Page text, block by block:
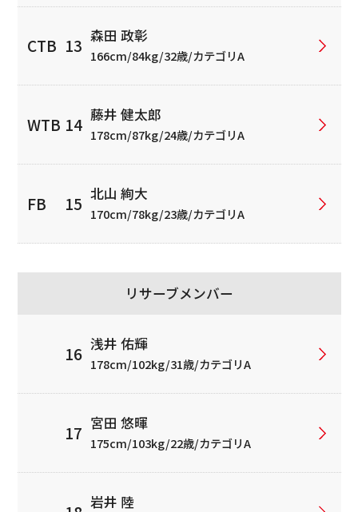
森田 政彰
166cm/84kg/32歳/カテゴリA
藤井 健太郎
178cm/87kg/24歳/カテゴリA
北山 絢大
170cm/78kg/23歳/カテゴリA
リサーブメンバー
浅井 佑輝
178cm/102kg/31歳/カテゴリA
宮田 悠暉
175cm/103kg/22歳/カテゴリA
岩井 陸